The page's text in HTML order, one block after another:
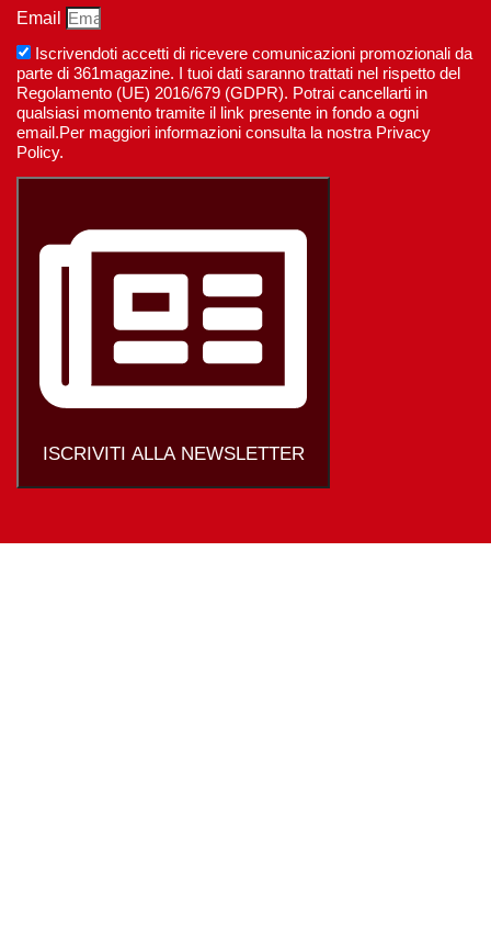
Email
Iscrivendoti accetti di ricevere comunicazioni promozionali da
parte di 361magazine. I tuoi dati saranno trattati nel rispetto del
Regolamento (UE) 2016/679 (GDPR). Potrai cancellarti in
qualsiasi momento tramite il link presente in fondo a ogni
email.Per maggiori informazioni consulta la nostra Privacy
Policy.
ISCRIVITI ALLA NEWSLETTER